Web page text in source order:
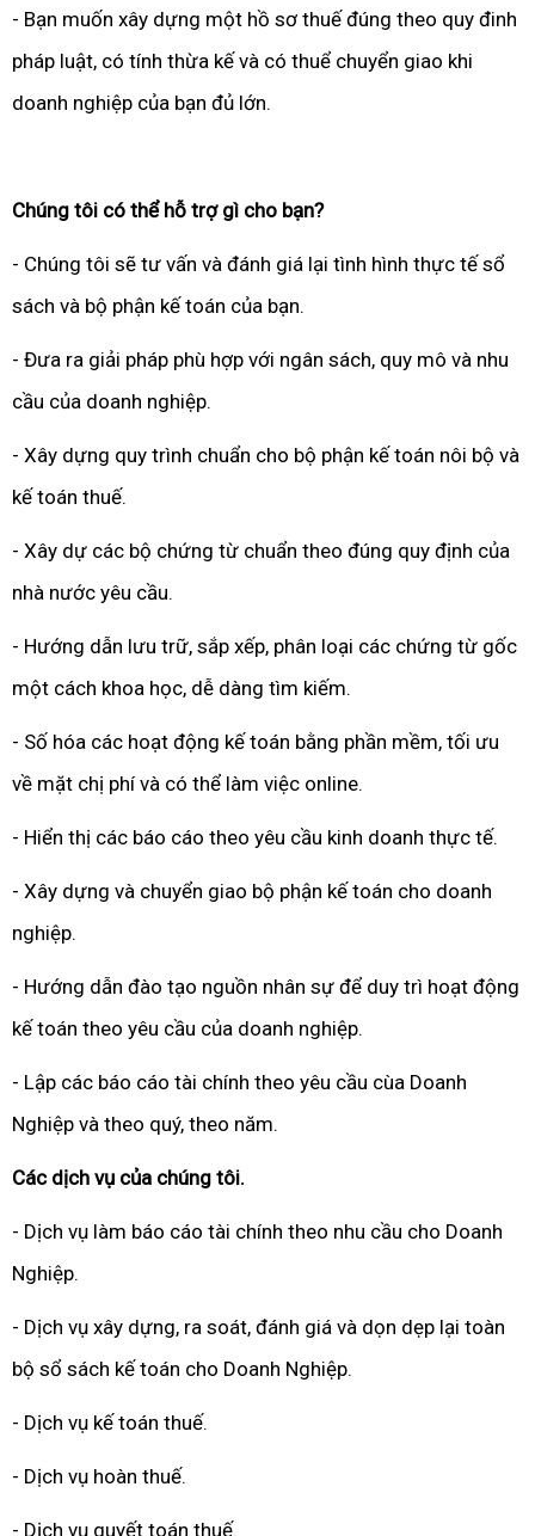
- Bạn muốn xây dựng một hồ sơ thuế đúng theo quy đinh
pháp luật, có tính thừa kế và có thuể chuyển giao khi
doanh nghiệp của bạn đủ lớn.
Chúng tôi có thể hỗ trợ gì cho bạn?
- Chúng tôi sẽ tư vấn và đánh giá lại tình hình thực tế sổ
sách và bộ phận kế toán của bạn.
- Đưa ra giải pháp phù hợp với ngân sách, quy mô và nhu
cầu của doanh nghiệp.
- Xây dựng quy trình chuẩn cho bộ phận kế toán nôi bộ và
kế toán thuế.
- Xây dự các bộ chứng từ chuẩn theo đúng quy định của
nhà nước yêu cầu.
- Hướng dẫn lưu trữ, sắp xếp, phân loại các chứng từ gốc
một cách khoa học, dễ dàng tìm kiếm.
- Số hóa các hoạt động kế toán bằng phần mềm, tối ưu
về mặt chị phí và có thể làm việc online.
- Hiển thị các báo cáo theo yêu cầu kinh doanh thực tế.
- Xây dựng và chuyển giao bộ phận kế toán cho doanh
nghiệp.
- Hướng dẫn đào tạo nguồn nhân sự để duy trì hoạt động
kế toán theo yêu cầu của doanh nghiệp.
- Lập các báo cáo tài chính theo yêu cầu cùa Doanh
Nghiệp và theo quý, theo năm.
Các dịch vụ của chúng tôi.
- Dịch vụ làm báo cáo tài chính theo nhu cầu cho Doanh
Nghiệp.
- Dịch vụ xây dựng, ra soát, đánh giá và dọn dẹp lại toàn
bộ sổ sách kế toán cho Doanh Nghiệp.
- Dịch vụ kế toán thuế.
- Dịch vụ hoàn thuế.
- Dịch vụ quyết toán thuế.